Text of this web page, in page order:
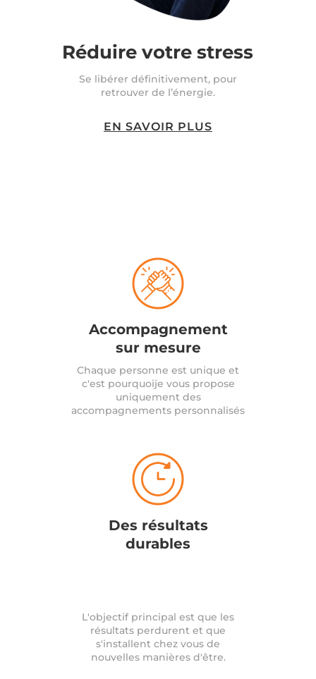
Réduire votre stress
Se libérer définitivement, pour
retrouver de l’énergie.
EN SAVOIR PLUS
Accompagnement
sur mesure
Chaque personne est unique et
c'est pourquoije vous propose
uniquement des
accompagnements personnalisés
Des résultats
durables
L'objectif principal est que les
résultats perdurent et que
s'installent chez vous de
nouvelles manières d'être.